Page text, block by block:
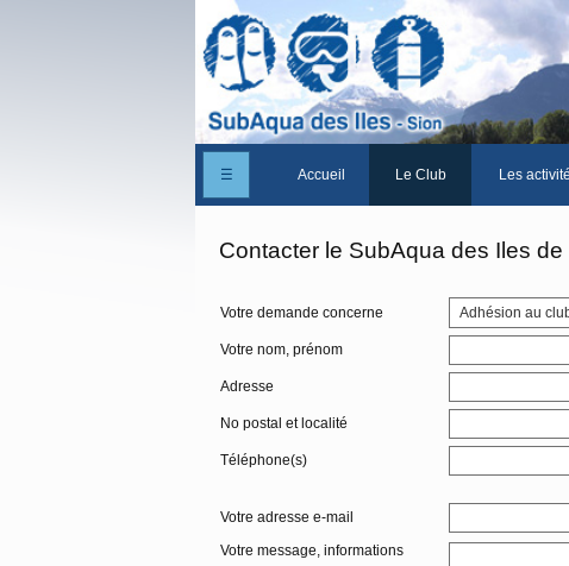
☰ Accueil Le Club
La Cabane des Iles
Le domaine des Iles
Les
Contacter le SubAqua des Iles de
Votre demande concerne
Votre nom, prénom
Adresse
No postal et localité
Téléphone(s)
Votre adresse e-mail
Votre message, informations